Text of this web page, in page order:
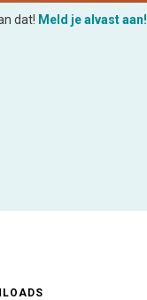
dat! Meld je alvast aan!